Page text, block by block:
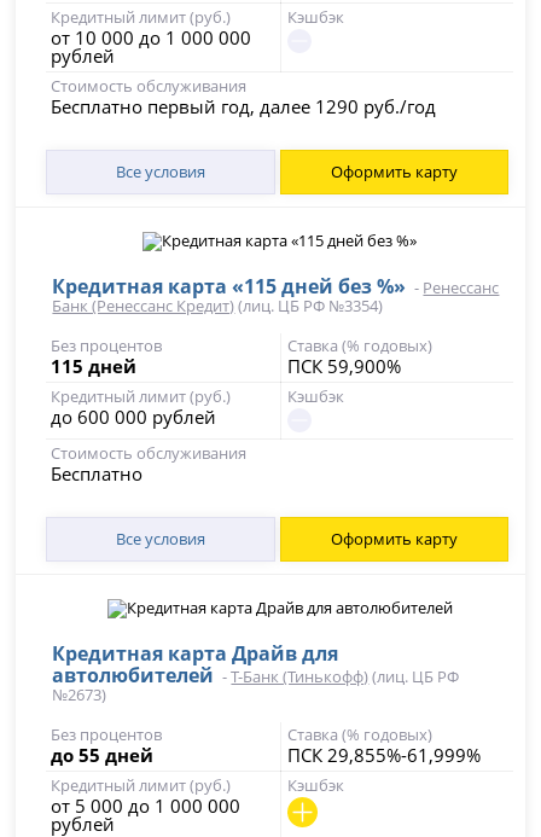
Кредитный лимит (руб.)
от 10 000 до 1 000 000
рублей
Кэшбэк
Стоимость обслуживания
Бесплатно первый год, далее 1290 руб./год
Все условия Оформить карту
Кредитная карта «115 дней без %» - Ренессанс
Банк (Ренессанс Кредит)(лиц. ЦБ РФ №3354)
Без процентов
115 дней
Ставка (% годовых)
ПСК 59,900%
Кредитный лимит (руб.)
до 600 000 рублей
Кэшбэк
Стоимость обслуживания
Бесплатно
Все условия Оформить карту
Кредитная карта Драйв для
автолюбителей -Т-Банк (Тинькофф)(лиц. ЦБ РФ
№2673)
Без процентов
до 55 дней
Ставка (% годовых)
ПСК 29,855%-61,999%
Кредитный лимит (руб.)
от 5 000 до 1 000 000
рублей
Кэшбэк